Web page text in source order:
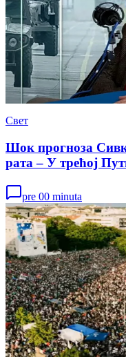
Свет
Шок прогноза
рата – У трећој
pre 00 minuta